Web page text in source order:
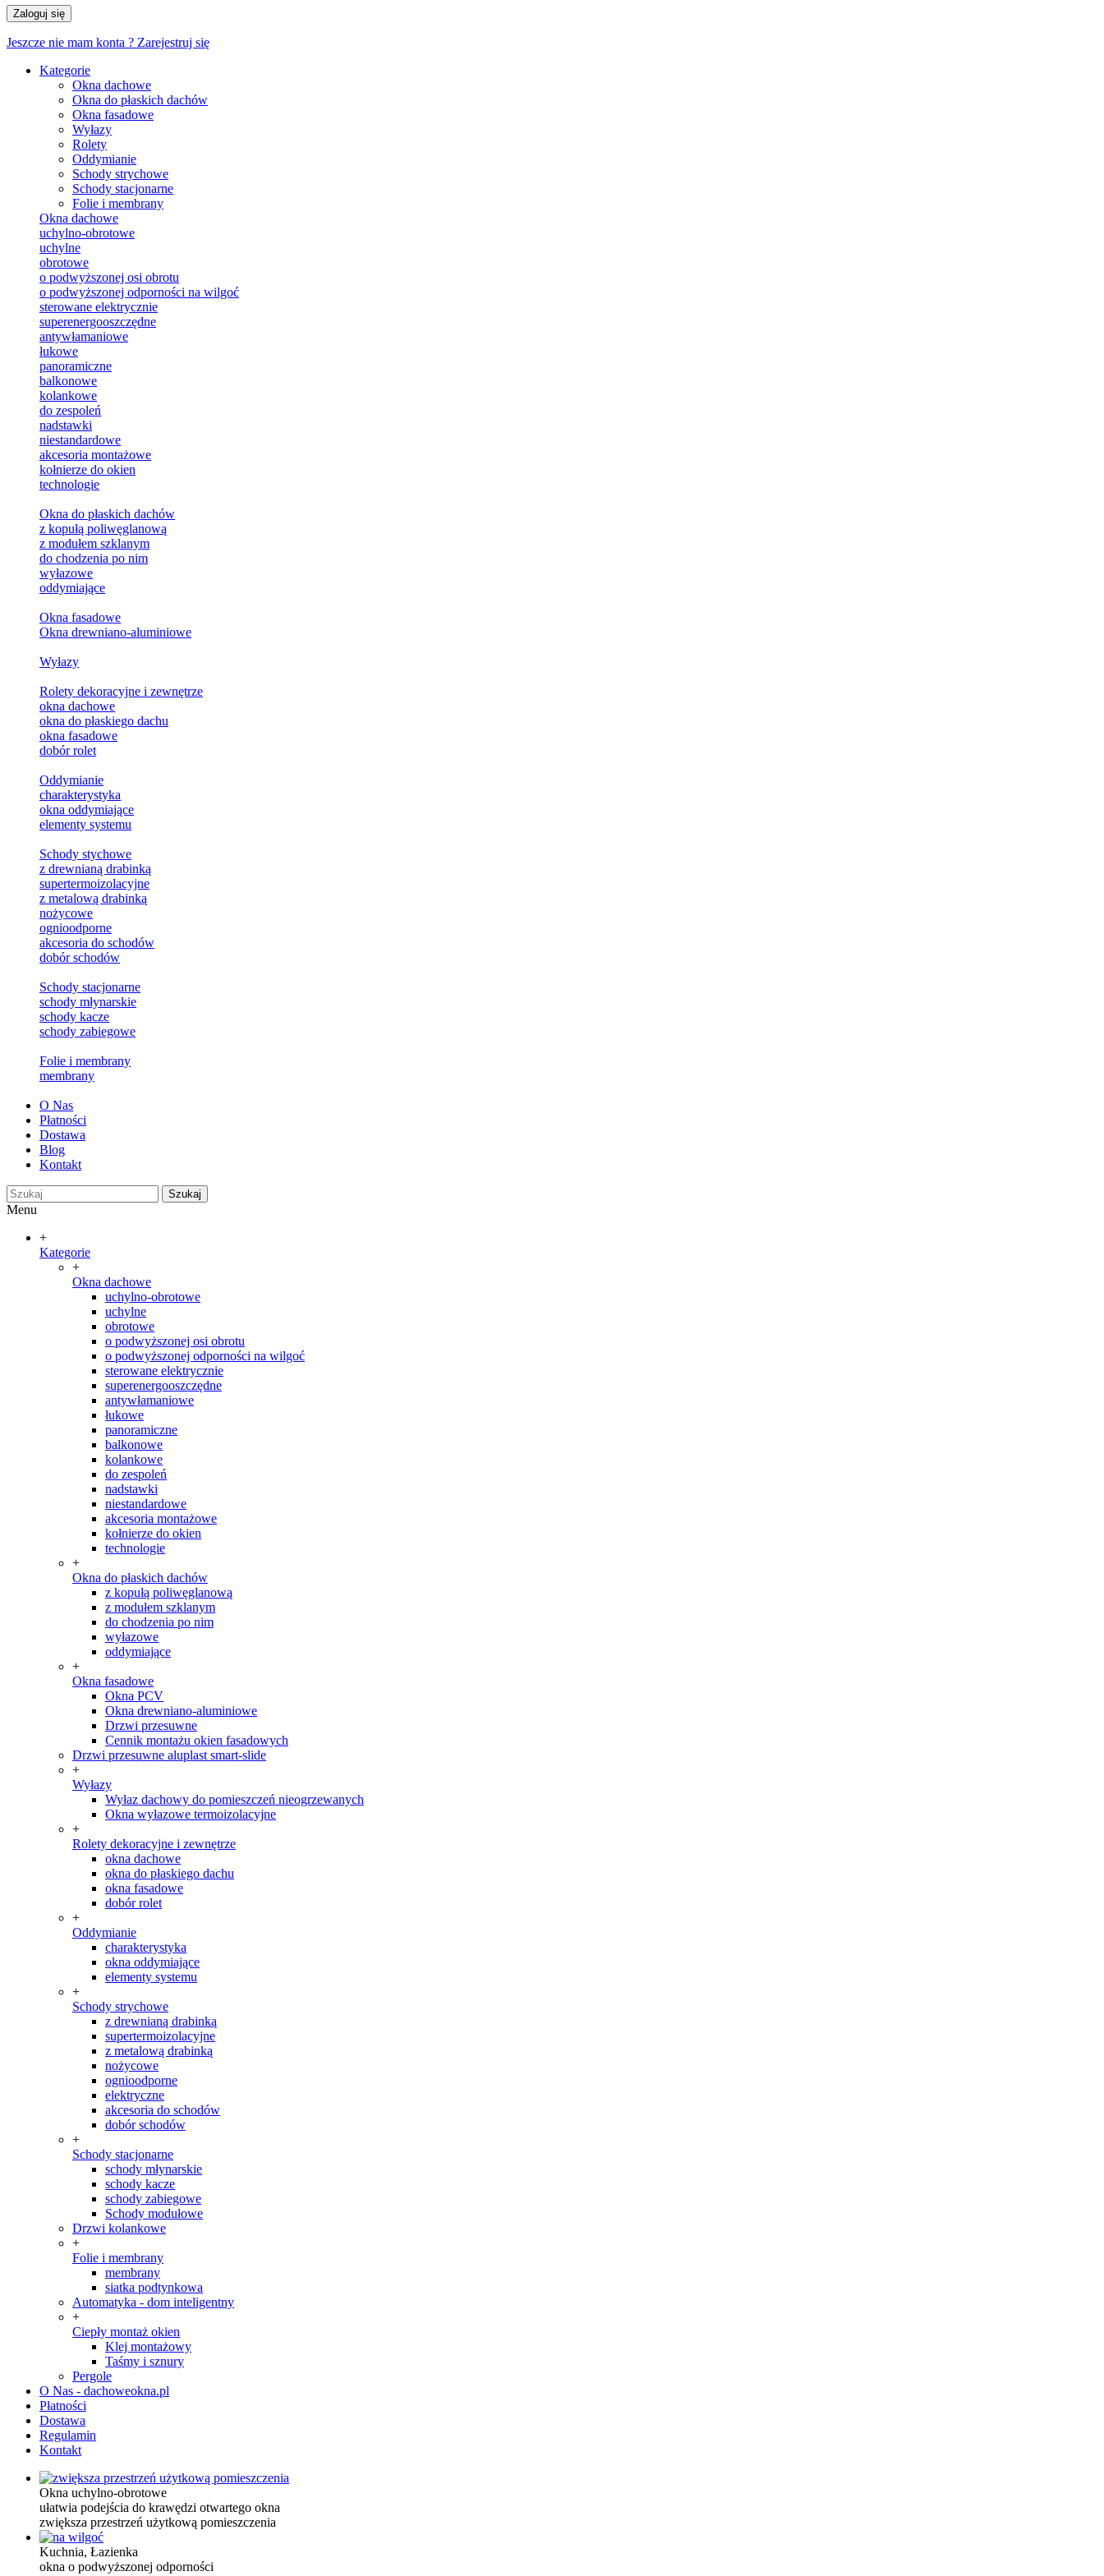
Zaloguj się
Jeszcze nie mam konta ? Zarejestruj się
Kategorie
Okna dachowe
Okna do płaskich dachów
Okna fasadowe
Wyłazy
Rolety
Oddymianie
Schody strychowe
Schody stacjonarne
Folie i membrany
Okna dachowe
uchylno-obrotowe
uchylne
obrotowe
o podwyższonej osi obrotu
o podwyższonej odporności na wilgoć
sterowane elektrycznie
superenergooszczędne
antywłamaniowe
łukowe
panoramiczne
balkonowe
kolankowe
do zespoleń
nadstawki
niestandardowe
akcesoria montażowe
kołnierze do okien
technologie
Okna do płaskich dachów
z kopułą poliwęglanową
z modułem szklanym
do chodzenia po nim
wyłazowe
oddymiające
Okna fasadowe
Okna drewniano-aluminiowe
Wyłazy
Rolety dekoracyjne i zewnętrze
okna dachowe
okna do płaskiego dachu
okna fasadowe
dobór rolet
Oddymianie
charakterystyka
okna oddymiające
elementy systemu
Schody stychowe
z drewnianą drabinką
supertermoizolacyjne
z metalową drabinką
nożycowe
ognioodporne
akcesoria do schodów
dobór schodów
Schody stacjonarne
schody młynarskie
schody kacze
schody zabiegowe
Folie i membrany
membrany
O Nas
Płatności
Dostawa
Blog
Kontakt
Szukaj
Menu
+
Kategorie
+
Okna dachowe
uchylno-obrotowe
uchylne
obrotowe
o podwyższonej osi obrotu
o podwyższonej odporności na wilgoć
sterowane elektrycznie
superenergooszczędne
antywłamaniowe
łukowe
panoramiczne
balkonowe
kolankowe
do zespoleń
nadstawki
niestandardowe
akcesoria montażowe
kołnierze do okien
technologie
+
Okna do płaskich dachów
z kopułą poliwęglanową
z modułem szklanym
do chodzenia po nim
wyłazowe
oddymiające
+
Okna fasadowe
Okna PCV
Okna drewniano-aluminiowe
Drzwi przesuwne
Cennik montażu okien fasadowych
Drzwi przesuwne aluplast smart-slide
+
Wyłazy
Wyłaz dachowy do pomieszczeń nieogrzewanych
Okna wyłazowe termoizolacyjne
+
Rolety dekoracyjne i zewnętrze
okna dachowe
okna do płaskiego dachu
okna fasadowe
dobór rolet
+
Oddymianie
charakterystyka
okna oddymiające
elementy systemu
+
Schody strychowe
z drewnianą drabinką
supertermoizolacyjne
z metalową drabinką
nożycowe
ognioodporne
elektryczne
akcesoria do schodów
dobór schodów
+
Schody stacjonarne
schody młynarskie
schody kacze
schody zabiegowe
Schody modułowe
Drzwi kolankowe
+
Folie i membrany
membrany
siatka podtynkowa
Automatyka - dom inteligentny
+
Ciepły montaż okien
Klej montażowy
Taśmy i sznury
Pergole
O Nas - dachoweokna.pl
Płatności
Dostawa
Regulamin
Kontakt
Okna uchylno-obrotowe
ułatwia podejścia do krawędzi otwartego okna
zwiększa przestrzeń użytkową pomieszczenia
Kuchnia, Łazienka
okna o podwyższonej odporności